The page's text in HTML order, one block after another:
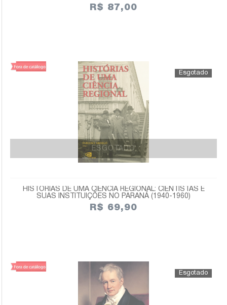
R$ 87,00
ESGOTADO
HISTÓRIAS DE UMA CIÊNCIA REGIONAL: CIENTISTAS E
SUAS INSTITUIÇÕES NO PARANÁ (1940-1960)
R$ 69,90